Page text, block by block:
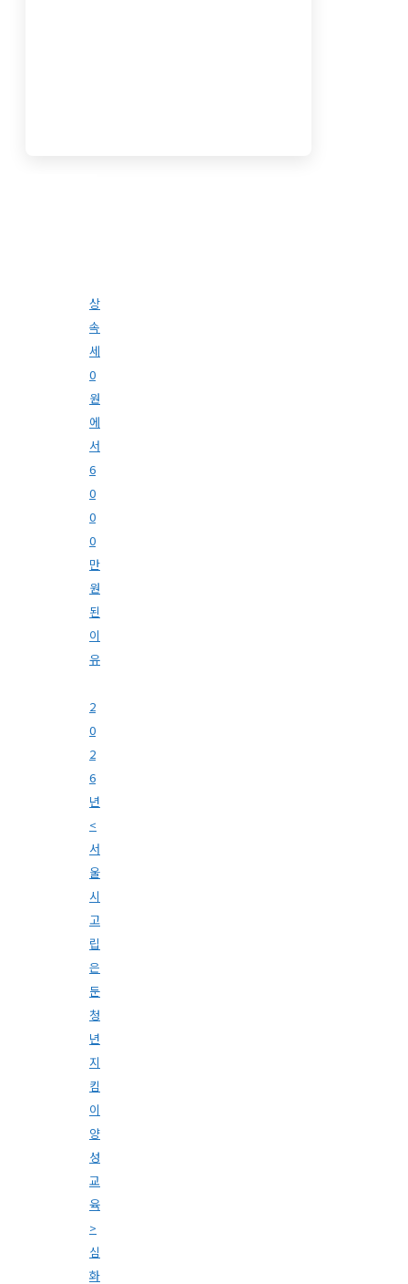
상
속
세
0
원
에
서
6
0
0
0
만
원
된
이
유
2
0
2
6
년
<
서
울
시
고
립
은
둔
청
년
지
킴
이
양
성
교
육
>
심
화